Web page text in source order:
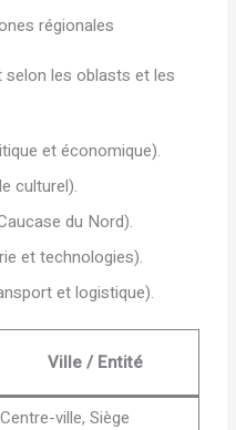
régionales
les oblasts et les
et économique).
culturel).
du Nord).
et technologies).
et logistique).
Ville / Entité
Centre-ville, Siège